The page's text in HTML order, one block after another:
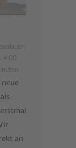
4:00
neue
an